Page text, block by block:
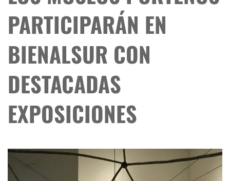
PARTICIPARÁN EN
BIENALSUR CON
DESTACADAS
EXPOSICIONES